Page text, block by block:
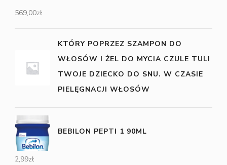
569,00zł
KTÓRY POPRZEZ SZAMPON DO
WŁOSÓW I ŻEL DO MYCIA CZULE TULI
TWOJE DZIECKO DO SNU. W CZASIE
PIELĘGNACJI WŁOSÓW
BEBILON PEPTI 1 90ML
2,99zł